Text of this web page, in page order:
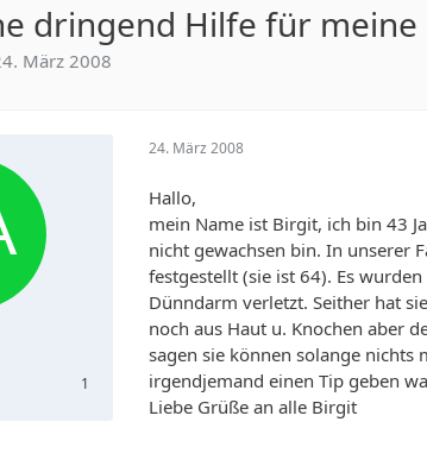
dringend Hilfe für meine
März 2008
1
24. März 2008
Hallo,
mein Name ist Birgit, ich bin 43
nicht gewachsen bin. In unserer
festgestellt (sie ist 64). Es
Dünndarm verletzt. Seither hat
noch aus Haut u. Knochen aber
sagen sie können solange nichts
irgendjemand einen Tip geben
Liebe Grüße an alle Birgit